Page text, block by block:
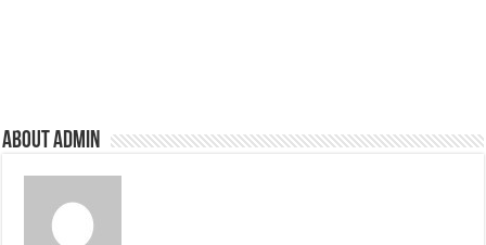
About admin